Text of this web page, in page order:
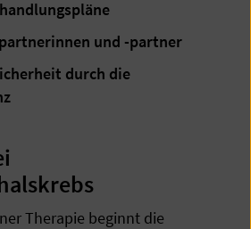
und -partner
durch die
Therapie beginnt die